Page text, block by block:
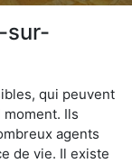
sur-
qui peuvent
Ils
agents
de vie. Il existe